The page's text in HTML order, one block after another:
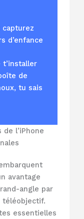
capturez
d’enfance
de
tu sais
l’iPhone
avantage
angle par
téléobjectif.
essentielles